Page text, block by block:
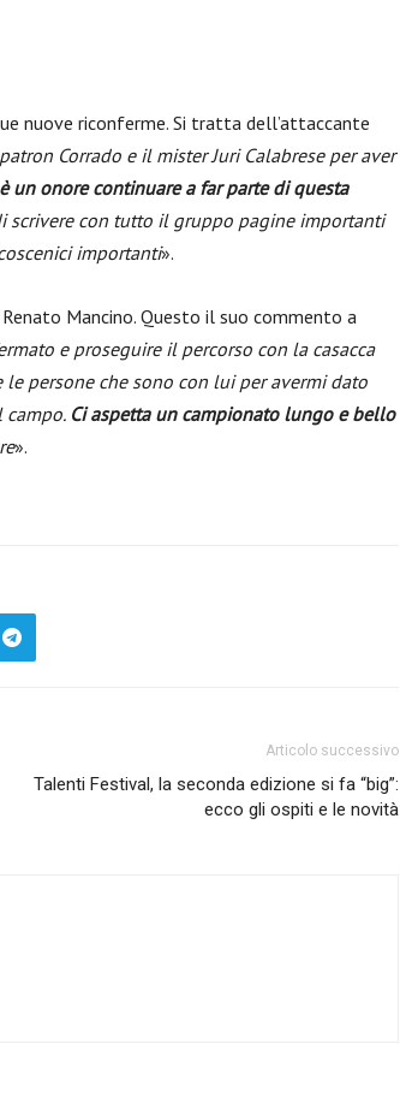
nuove riconferme. Si tratta dell’attaccante
Corrado e il mister Juri Calabrese per aver
un onore continuare a far parte di questa
scrivere con tutto il gruppo pagine importanti
importanti».
Mancino. Questo il suo commento a
e proseguire il percorso con la casacca
persone che sono con lui per avermi dato
campo. Ci aspetta un campionato lungo e bello
».
Articolo successivo
Talenti Festival, la seconda edizione si fa “big”:
ecco gli ospiti e le novità